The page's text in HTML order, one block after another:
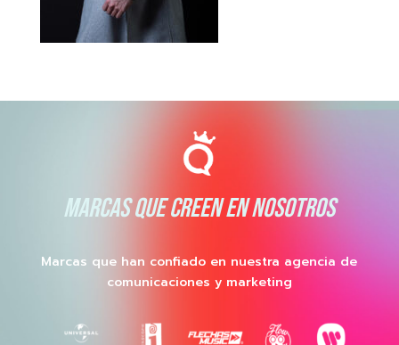
MARCAS QUE CREEN EN NOSOTROS
Marcas que han confiado en nuestra agencia de
comunicaciones y marketing